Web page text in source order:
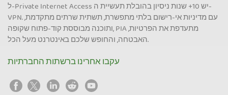
ל-Private Internet Access יש 10+ שנות ניסיון בהובלת תעשיית ה-
VPN. עם מדיניות אי-רישום בלתי מתפשרת, תשתית שרתים מתקדמת,
ותוכנה מבוססת קוד-פתוח שקופה, PIA מתעדפת את הפרטיות,
האבטחה, והחופש שלכם באינטרנט מעל הכל.
עקבו אחרינו ברשתות החברתיות